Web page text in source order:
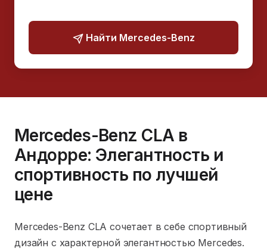
Найти Mercedes-Benz
Mercedes-Benz CLA в
Андорре: Элегантность и
спортивность по лучшей
цене
Mercedes-Benz CLA сочетает в себе спортивный
дизайн с характерной элегантностью Mercedes.